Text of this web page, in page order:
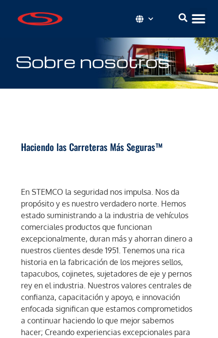
Sobre nosotros
Haciendo las Carreteras Más Seguras™
En STEMCO la seguridad nos impulsa. Nos da
propósito y es nuestro verdadero norte. Hemos
estado suministrando a la industria de vehículos
comerciales productos que funcionan
excepcionalmente, duran más y ahorran dinero a
nuestros clientes desde 1951. Tenemos una rica
historia en la fabricación de los mejores sellos,
tapacubos, cojinetes, sujetadores de eje y pernos
rey en el industria. Nuestros valores centrales de
confianza, capacitación y apoyo, e innovación
enfocada significan que estamos comprometidos
a continuar haciendo lo que mejor sabemos
hacer; Creando experiencias excepcionales para